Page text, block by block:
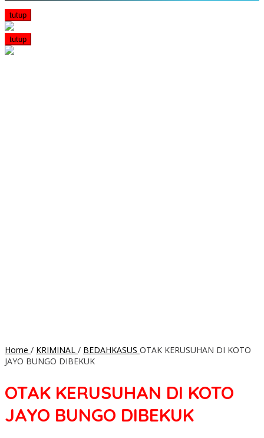
tutup
tutup
Home / KRIMINAL / BEDAHKASUS OTAK KERUSUHAN DI KOTO
JAYO BUNGO DIBEKUK
OTAK KERUSUHAN DI KOTO
JAYO BUNGO DIBEKUK